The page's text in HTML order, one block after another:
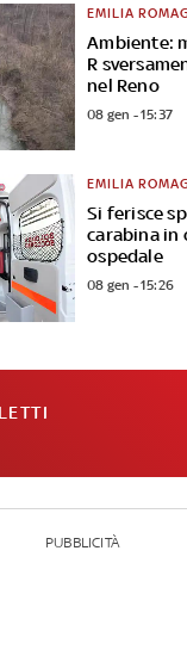
Ambiente:
R
nel Reno
EMILIA
08 gen - 15:37
Si ferisce
carabina in
ospedale
EMILIA
08 gen - 15:26
PUBBLICITÀ